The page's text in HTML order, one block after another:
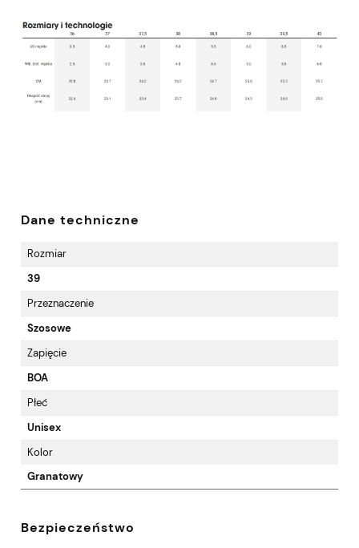
Dane techniczne
Rozmiar
39
Przeznaczenie
Szosowe
Zapięcie
BOA
Płeć
Unisex
Kolor
Granatowy
Bezpieczeństwo